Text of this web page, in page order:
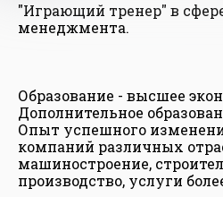
"Играющий тренер" в
менеджмента.
Образование - высшее
Дополнительное
Опыт успешного
компаний различных
машиностроение,
производство, услуги